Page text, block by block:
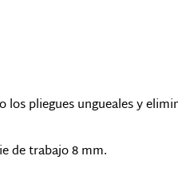
pliegues ungueales y
de trabajo 8 mm.